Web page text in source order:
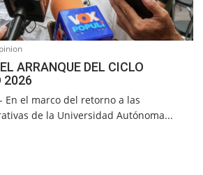
ARRANQUE DEL CICLO
2026
En el marco del retorno a las
de la Universidad Autónoma...